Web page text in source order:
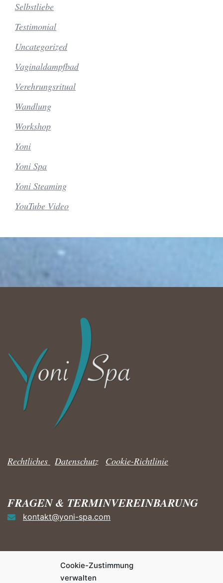
Cookie-Zustimmung
verwalten
Selbstliebe
Testimonial
Uncategorized
Vaginaldampfbad
Verehrungsritual
Wandlung
Workshop
Yoni
Yoni Spa
Yoni Steaming
YouTube Video
Rechtliches Datenschutz Cookie-Richtlinie
FRAGEN & TERMINVEREINBARUNG
kontakt@yoni-spa.com
HÄUFIGE FRAGEN ZUM YONI